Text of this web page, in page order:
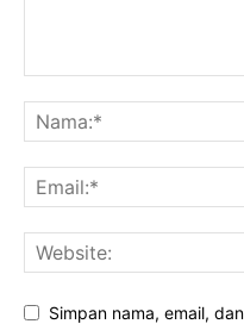
Simpan nama, email,